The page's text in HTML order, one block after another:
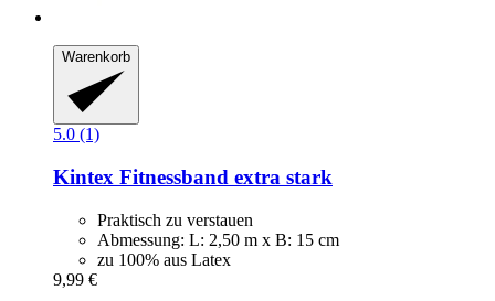
Warenkorb
5.0 (1)
Kintex Fitnessband extra stark
Praktisch zu verstauen
Abmessung: L: 2,50 m x B: 15 cm
zu 100% aus Latex
9,99 €